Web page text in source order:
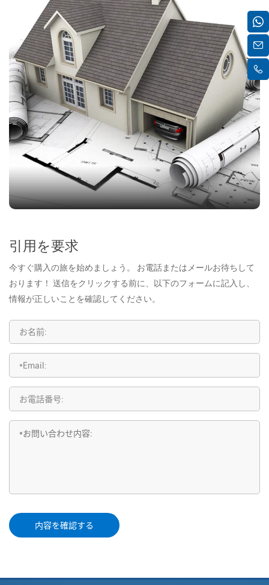
引用を要求
今すぐ購入の旅を始めましょう。 お電話またはメールお待ちして
おります！ 送信をクリックする前に、以下のフォームに記入し、
情報が正しいことを確認してください。